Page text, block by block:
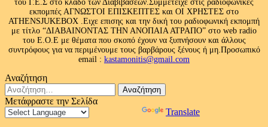
του Γ.Ε.Σ στο κλάδο των Διαβιβάσεων.Συμμετείχε στις ραδιοφωνικές
εκπομπές ΑΓΝΩΣΤΟΙ ΕΠΙΣΚΕΠΤΕΣ και ΟΙ ΧΡΗΣΤΕΣ στο
ATHENSJUKEBOX .Ειχε επισης και την δική του ραδιοφωνική εκπομπή
με τίτλο “ΔΙΑΒΑΙΝΟΝΤΑΣ ΤΗΝ ΑΝΟΠΑΙΑ ΑΤΡΑΠΟ” στο web radio
του Ε.Ο.Ε με θέματα που σκοπό έχουν να ξυπνήσουν και άλλους
συντρόφους για να περιμένουμε τους βαρβάρους ξένους ή μη.Προσωπικό
email : kastamonitis@gmail.com
Αναζήτηση
Αναζήτηση
για:
Μετάφραστε την Σελίδα
Translate